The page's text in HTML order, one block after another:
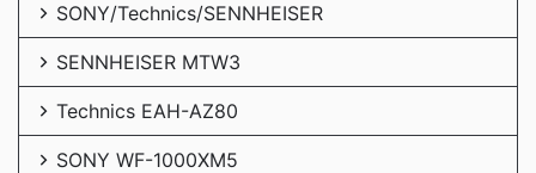
SONY/Technics/SENNHEISER
SENNHEISER MTW3
Technics EAH-AZ80
SONY WF-1000XM5